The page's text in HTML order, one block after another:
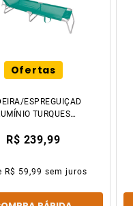
Ofertas
ESPREGUIÇADEIRA
TURQUESA
R$ 239,99
R$ 59,99 sem juros